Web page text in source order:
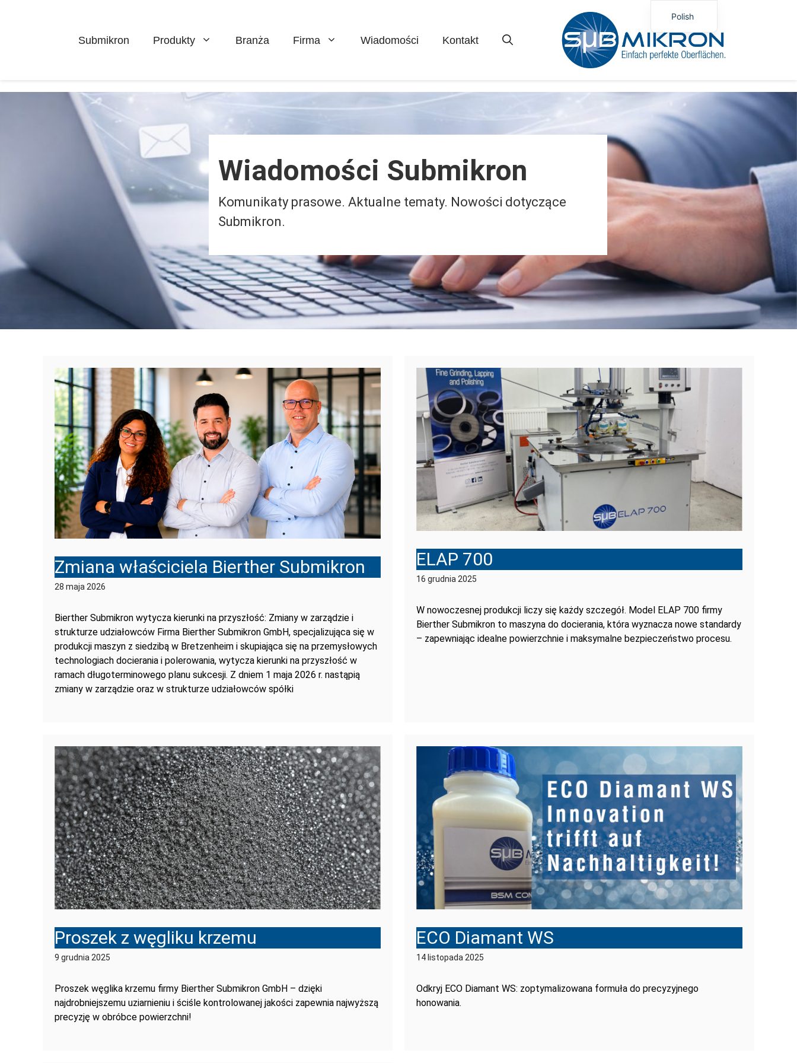
Submikron Produkty Branża Firma Wiadomości Kontakt
Wiadomości Submikron
Komunikaty prasowe. Aktualne tematy. Nowości dotyczące
Submikron.
Zmiana właściciela Bierther Submikron
28 maja 2026
Bierther Submikron wytycza kierunki na przyszłość: Zmiany w zarządzie i
strukturze udziałowców Firma Bierther Submikron GmbH, specjalizująca się w
produkcji maszyn z siedzibą w Bretzenheim i skupiająca się na przemysłowych
technologiach docierania i polerowania, wytycza kierunki na przyszłość w
ramach długoterminowego planu sukcesji. Z dniem 1 maja 2026 r. nastąpią
zmiany w zarządzie oraz w strukturze udziałowców spółki
ELAP 700
16 grudnia 2025
W nowoczesnej produkcji liczy się każdy szczegół. Model ELAP 700 firmy
Bierther Submikron to maszyna do docierania, która wyznacza nowe standardy
– zapewniając idealne powierzchnie i maksymalne bezpieczeństwo procesu.
Proszek z węgliku krzemu
9 grudnia 2025
Proszek węglika krzemu firmy Bierther Submikron GmbH – dzięki
najdrobniejszemu uziarnieniu i ściśle kontrolowanej jakości zapewnia najwyższą
precyzję w obróbce powierzchni!
ECO Diamant WS
14 listopada 2025
Odkryj ECO Diamant WS: zoptymalizowana formuła do precyzyjnego
honowania.
Polish
German
English